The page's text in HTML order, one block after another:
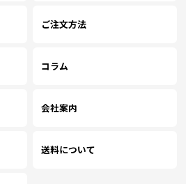
ご注文方法
コラム
会社案内
送料について